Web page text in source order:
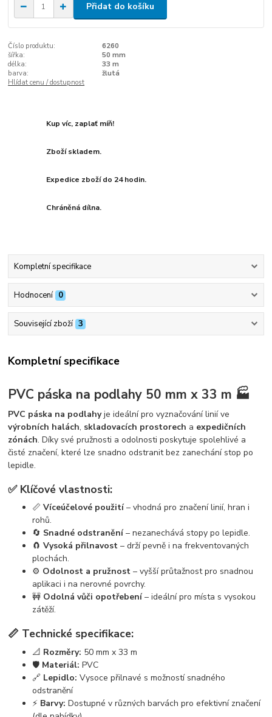
Přidat do košíku
Číslo produktu:
6260
šířka:
50 mm
délka:
33 m
barva:
žlutá
Hlídat cenu / dostupnost
Kup víc, zaplať míň!
Zboží skladem.
Expedice zboží do 24 hodin.
Chráněná dílna.
Kompletní specifikace
Hodnocení 0
Související zboží 3
Kompletní specifikace
PVC páska na podlahy 50 mm x 33 m 🏭
PVC páska na podlahyje ideální pro vyznačování linií ve
výrobních halách, skladovacích prostorech a expedičních
zónách. Díky své pružnosti a odolnosti poskytuje spolehlivé a
čisté značení, které lze snadno odstranit bez zanechání stop po
lepidle.
✅ Klíčové vlastnosti:
📏Víceúčelové použití– vhodná pro značení linií, hran i
rohů.
🔄 Snadné odstranění– nezanechává stopy po lepidle.
🧲Vysoká přilnavost – drží pevně i na frekventovaných
plochách.
⚙️ Odolnost a pružnost – vyšší průtažnost pro snadnou
aplikaci i na nerovné povrchy.
🚧 Odolná vůči opotřebení– ideální pro místa s vysokou
zátěží.
📏 Technické specifikace:
📐 Rozměry: 50 mm x 33 m
🛡️ Materiál: PVC
🔗 Lepidlo: Vysoce přilnavé s možností snadného
odstranění
⚡ Barvy: Dostupné v různých barvách pro efektivní značení